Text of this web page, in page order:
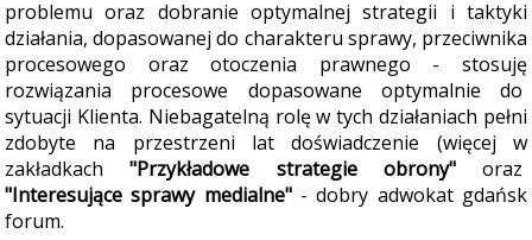
problemu oraz dobranie optymalnej strategii i taktyki
działania, dopasowanej do charakteru sprawy, przeciwnika
procesowego oraz otoczenia prawnego - stosuję
rozwiązania procesowe dopasowane optymalnie do
sytuacji Klienta. Niebagatelną rolę w tych działaniach pełni
zdobyte na przestrzeni lat doświadczenie (więcej w
zakładkach"Przykładowe strategie obrony"oraz
"Interesujące sprawy medialne"- dobry adwokat gdańsk
forum.